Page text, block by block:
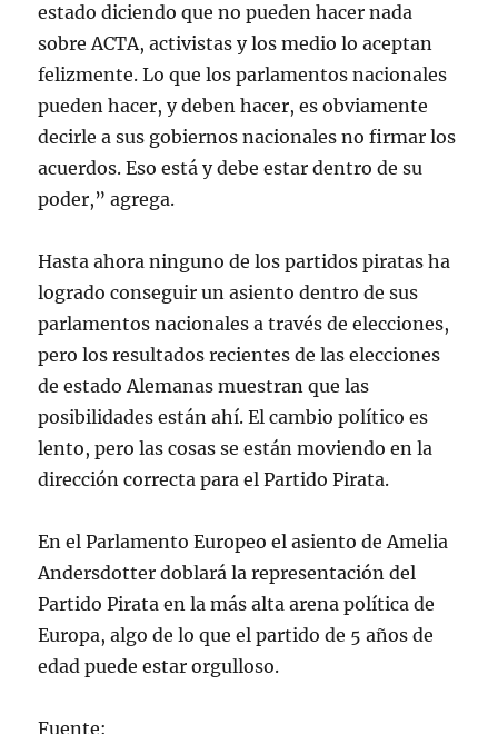
estado diciendo que no pueden hacer nada
sobre ACTA, activistas y los medio lo aceptan
felizmente. Lo que los parlamentos nacionales
pueden hacer, y deben hacer, es obviamente
decirle a sus gobiernos nacionales no firmar los
acuerdos. Eso está y debe estar dentro de su
poder,” agrega.
Hasta ahora ninguno de los partidos piratas ha
logrado conseguir un asiento dentro de sus
parlamentos nacionales a través de elecciones,
pero los resultados recientes de las elecciones
de estado Alemanas muestran que las
posibilidades están ahí. El cambio político es
lento, pero las cosas se están moviendo en la
dirección correcta para el Partido Pirata.
En el Parlamento Europeo el asiento de Amelia
Andersdotter doblará la representación del
Partido Pirata en la más alta arena política de
Europa, algo de lo que el partido de 5 años de
edad puede estar orgulloso.
Fuente: